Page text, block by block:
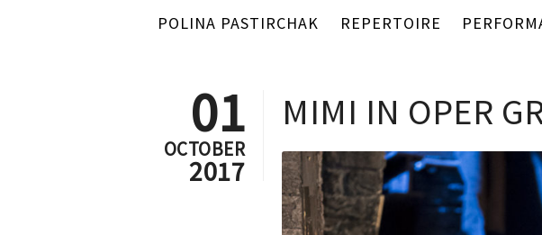
POLINA PASTIRCHAK REPERTOIRE
01
OCTOBER
2017
MIMI IN OPER